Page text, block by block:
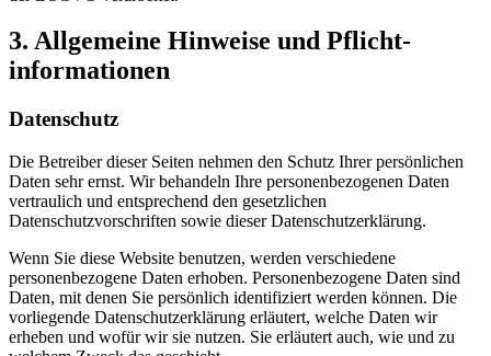
3. Allgemeine Hinweise und Pflicht­
informationen
Datenschutz
Die Betreiber dieser Seiten nehmen den Schutz Ihrer persönlichen
Daten sehr ernst. Wir behandeln Ihre personenbezogenen Daten
vertraulich und entsprechend den gesetzlichen
Datenschutzvorschriften sowie dieser Datenschutzerklärung.
Wenn Sie diese Website benutzen, werden verschiedene
personenbezogene Daten erhoben. Personenbezogene Daten sind
Daten, mit denen Sie persönlich identifiziert werden können. Die
vorliegende Datenschutzerklärung erläutert, welche Daten wir
erheben und wofür wir sie nutzen. Sie erläutert auch, wie und zu